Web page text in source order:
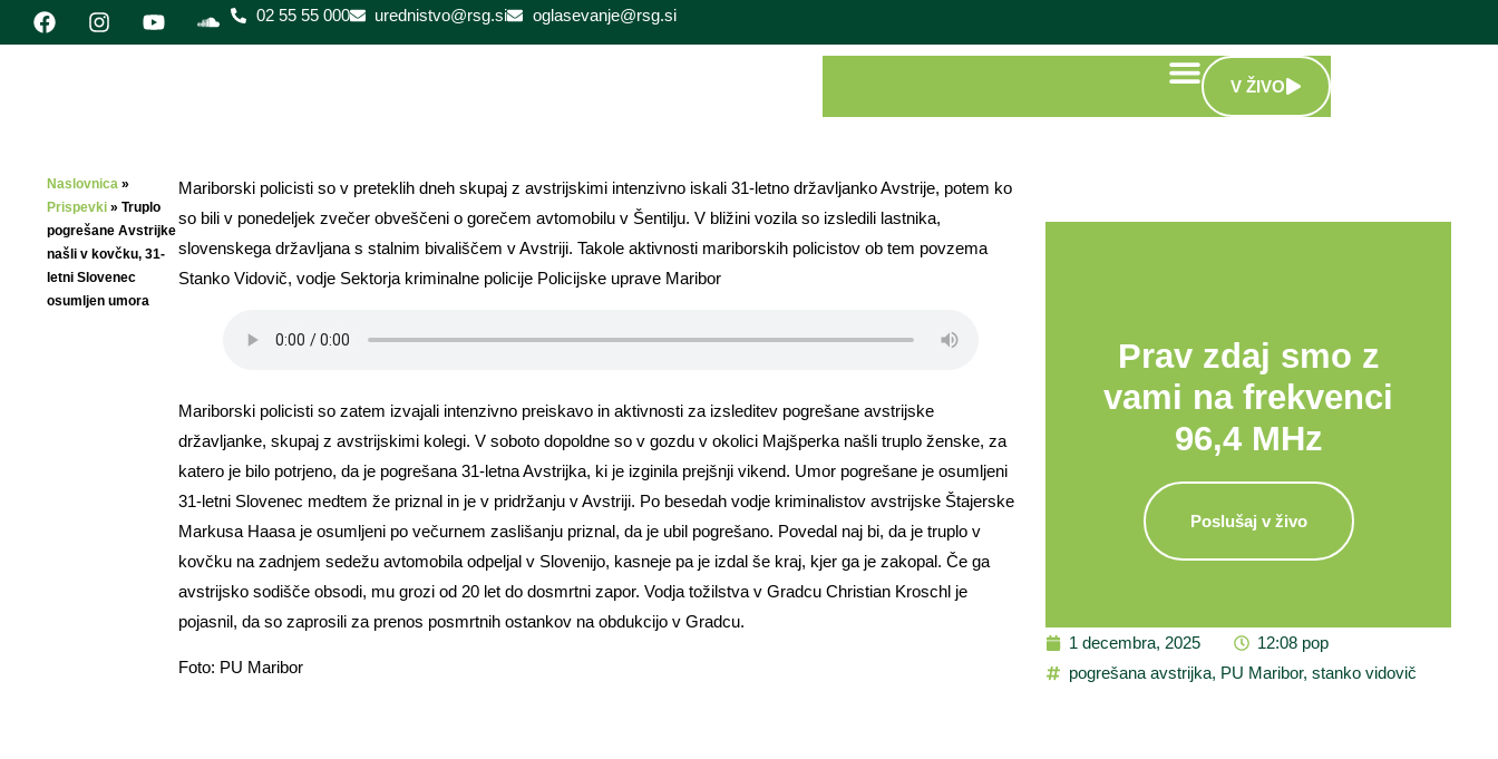
02 55 55 000 urednistvo@rsg.si oglasevanje@rsg.si
V ŽIVO
Naslovnica »
Prispevki » Truplo
pogrešane Avstrijke
našli v kovčku, 31-
letni Slovenec
osumljen umora
Mariborski policisti so v preteklih dneh skupaj z avstrijskimi intenzivno iskali 31-letno državljanko Avstrije, potem ko
so bili v ponedeljek zvečer obveščeni o gorečem avtomobilu v Šentilju. V bližini vozila so izsledili lastnika,
slovenskega državljana s stalnim bivališčem v Avstriji. Takole aktivnosti mariborskih policistov ob tem povzema
Stanko Vidovič, vodje Sektorja kriminalne policije Policijske uprave Maribor
Mariborski policisti so zatem izvajali intenzivno preiskavo in aktivnosti za izsleditev pogrešane avstrijske
državljanke, skupaj z avstrijskimi kolegi. V soboto dopoldne so v gozdu v okolici Majšperka našli truplo ženske, za
katero je bilo potrjeno, da je pogrešana 31-letna Avstrijka, ki je izginila prejšnji vikend. Umor pogrešane je osumljeni
31-letni Slovenec medtem že priznal in je v pridržanju v Avstriji. Po besedah vodje kriminalistov avstrijske Štajerske
Markusa Haasa je osumljeni po večurnem zaslišanju priznal, da je ubil pogrešano. Povedal naj bi, da je truplo v
kovčku na zadnjem sedežu avtomobila odpeljal v Slovenijo, kasneje pa je izdal še kraj, kjer ga je zakopal. Če ga
avstrijsko sodišče obsodi, mu grozi od 20 let do dosmrtni zapor. Vodja tožilstva v Gradcu Christian Kroschl je
pojasnil, da so zaprosili za prenos posmrtnih ostankov na obdukcijo v Gradcu.
Foto: PU Maribor
Prav zdaj smo z
vami na frekvenci
96,4 MHz
Poslušaj v živo
1 decembra, 2025
12:08 pop
pogrešana avstrijka, PU Maribor, stanko vidovič